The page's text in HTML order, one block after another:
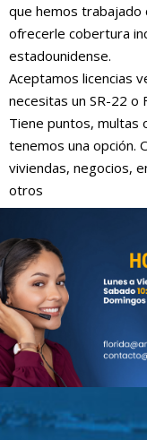
que hemos trabajado
ofrecerle cobertura
estadounidense.
Aceptamos licencias
necesitas un SR-22 o
Tiene puntos, multas
tenemos una opción.
viviendas, negocios,
otros